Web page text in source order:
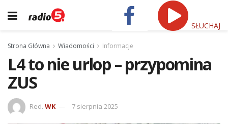
SŁUCHAJ
Strona Główna Wiadomości Informacje
L4 to nie urlop – przypomina
ZUS
Red. WK 7 sierpnia 2025